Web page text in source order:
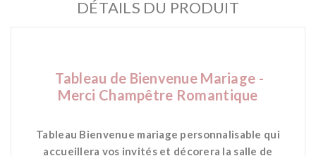
DÉTAILS DU PRODUIT
Tableau de Bienvenue Mariage -
Merci Champêtre Romantique
Tableau Bienvenue mariage personnalisable qui
accueillera vos invités et décorera la salle de